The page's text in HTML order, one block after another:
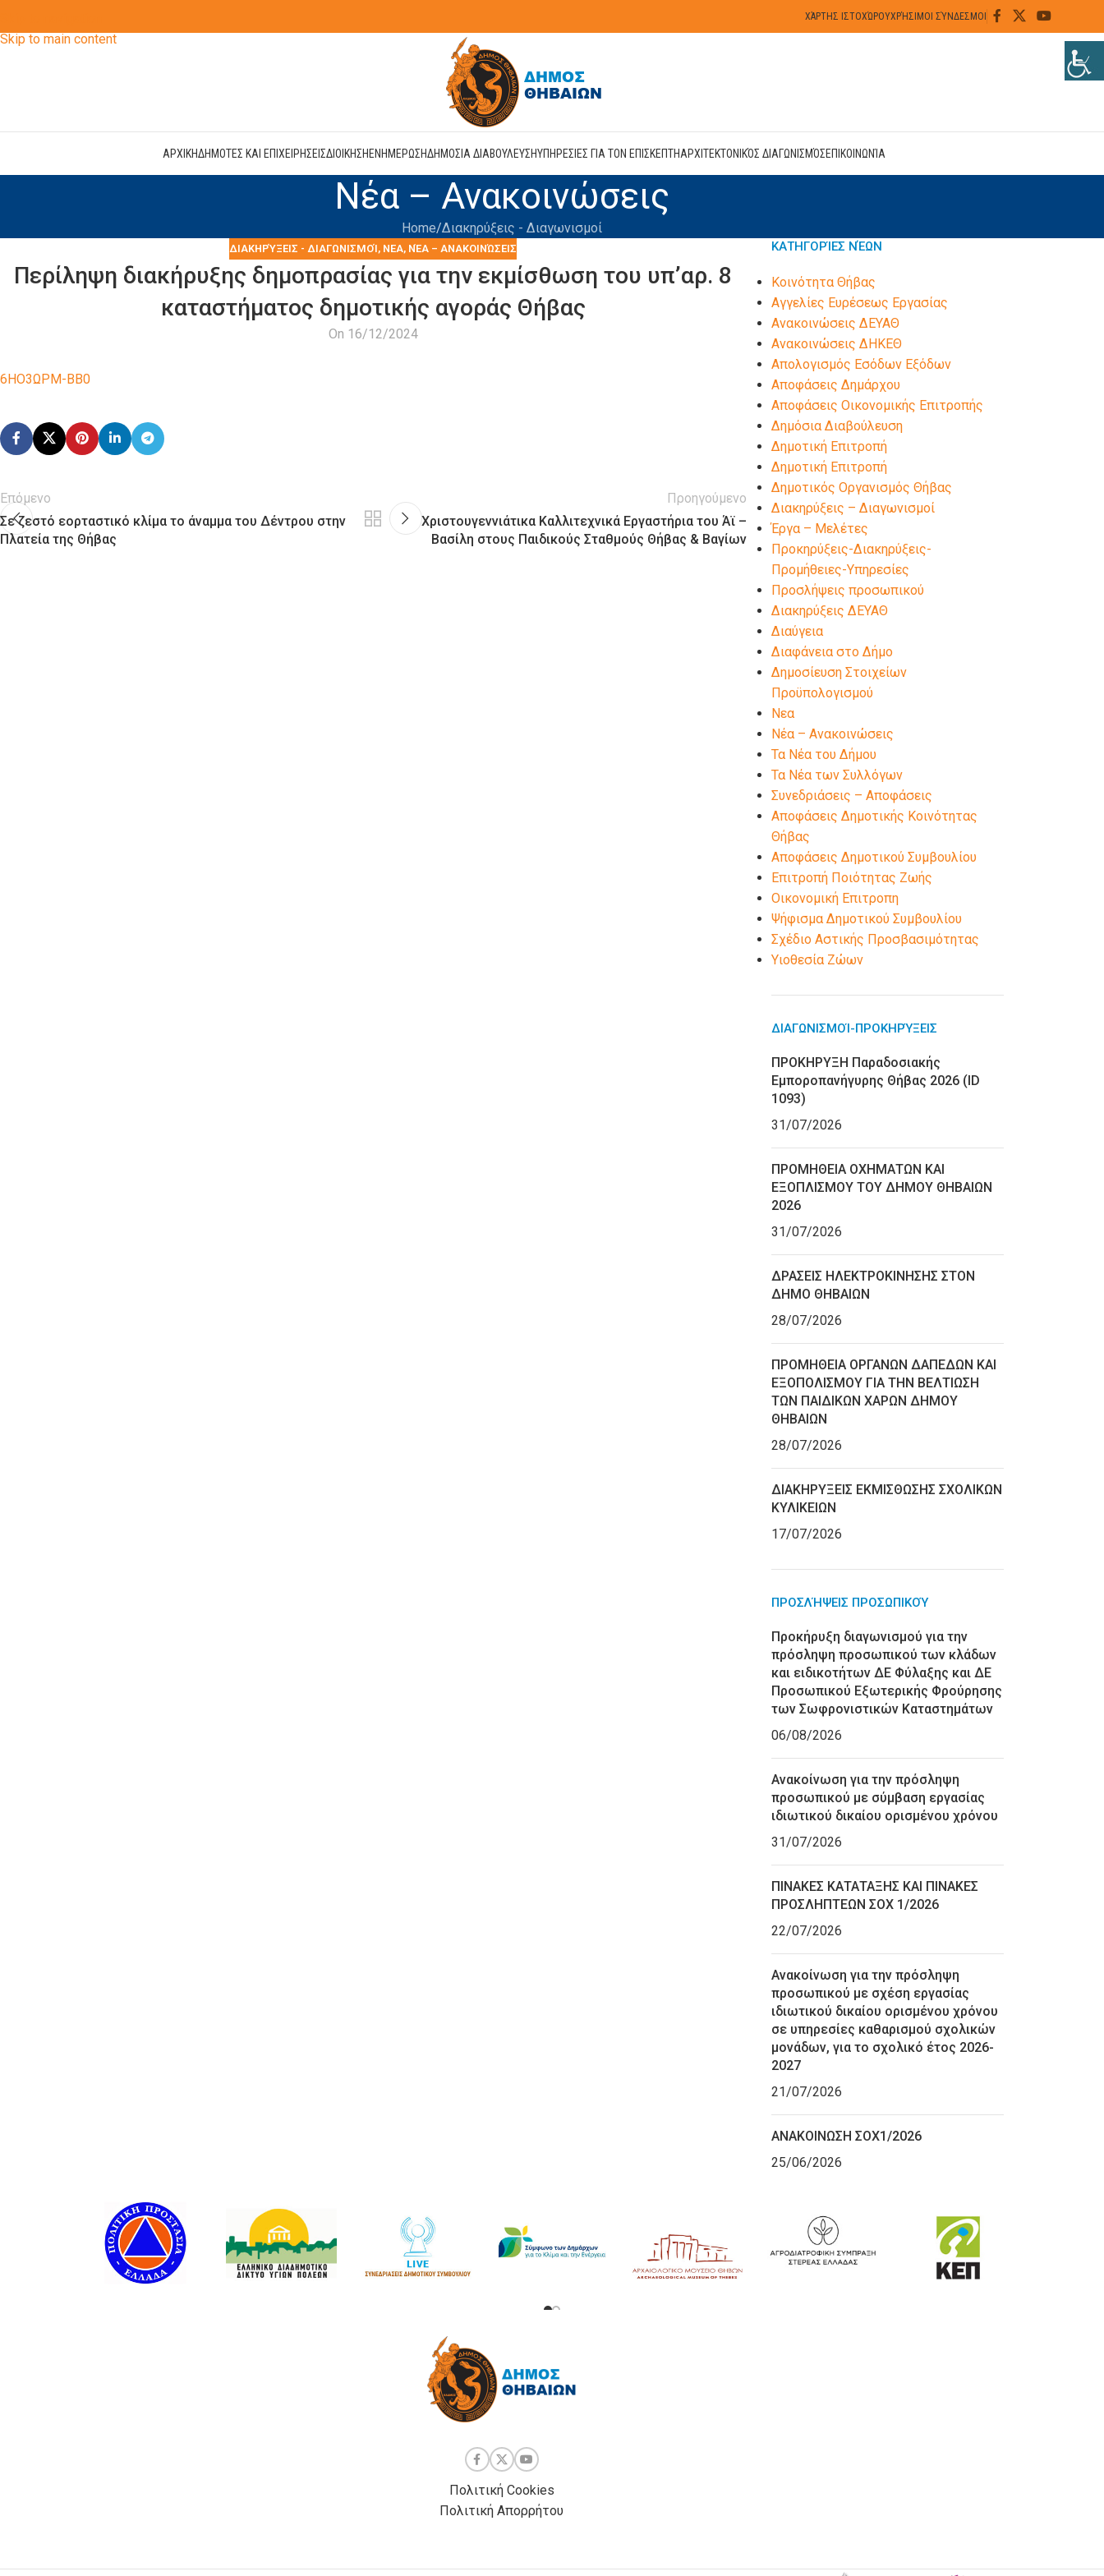
Skip to main content
ΧΆΡΤΗΣ ΙΣΤΟΧΏΡΟΥΧΡΉΣΙΜΟΙ ΣΎΝΔΕΣΜΟΙ
ΑΡΧΙΚΗΔΗΜΟΤΕΣ ΚΑΙ ΕΠΙΧΕΙΡΗΣΕΙΣΔΙΟΙΚΗΣΗΕΝΗΜΕΡΩΣΗΔΗΜΟΣΙΑ ΔΙΑΒΟΥΛΕΥΣΗΥΠΗΡΕΣΙΕΣ ΓΙΑ ΤΟΝ ΕΠΙΣΚΕΠΤΗΑΡΧΙΤΕΚΤΟΝΙΚΌΣ ΔΙΑΓΩΝΙΣΜΌΣΕΠΙΚΟΙΝΩΝΊΑ
Νέα – Ανακοινώσεις
Home Διακηρύξεις - Διαγωνισμοί
ΔΙΑΚΗΡΎΞΕΙΣ - ΔΙΑΓΩΝΙΣΜΟΊ, ΝΕΑ, ΝΈΑ – ΑΝΑΚΟΙΝΏΣΕΙΣ
Περίληψη διακήρυξης δημοπρασίας για την εκμίσθωση του υπ’αρ. 8
καταστήματος δημοτικής αγοράς Θήβας
On 16/12/2024
6ΗΟ3ΩΡΜ-ΒΒ0
Επόμενο
Σε ζεστό εορταστικό κλίμα το άναμμα του Δέντρου στην
Πλατεία της Θήβας
Προηγούμενο
Χριστουγεννιάτικα Καλλιτεχνικά Εργαστήρια του Άϊ –
Βασίλη στους Παιδικούς Σταθμούς Θήβας & Βαγίων
ΚΑΤΗΓΟΡΊΕΣ ΝΈΩΝ
Kοινότητα Θήβας
Αγγελίες Ευρέσεως Εργασίας
Ανακοινώσεις ΔΕΥΑΘ
Ανακοινώσεις ΔΗΚΕΘ
Απολογισμός Εσόδων Εξόδων
Αποφάσεις Δημάρχου
Αποφάσεις Οικονομικής Επιτροπής
Δημόσια Διαβούλευση
Δημοτική Επιτροπή
Δημοτική Επιτροπή
Δημοτικός Οργανισμός Θήβας
Διακηρύξεις – Διαγωνισμοί
Έργα – Μελέτες
Προκηρύξεις-Διακηρύξεις-
Προμήθειες-Υπηρεσίες
Προσλήψεις προσωπικού
Διακηρύξεις ΔΕΥΑΘ
Διαύγεια
Διαφάνεια στο Δήμο
Δημοσίευση Στοιχείων
Προϋπολογισμού
Νεα
Νέα – Ανακοινώσεις
Τα Νέα του Δήμου
Τα Νέα των Συλλόγων
Συνεδριάσεις – Αποφάσεις
Αποφάσεις Δημοτικής Κοινότητας
Θήβας
Αποφάσεις Δημοτικού Συμβουλίου
Επιτροπή Ποιότητας Ζωής
Οικονομική Επιτροπη
Ψήφισμα Δημοτικού Συμβουλίου
Σχέδιο Αστικής Προσβασιμότητας
Υιοθεσία Ζώων
ΔΙΑΓΩΝΙΣΜΟΊ-ΠΡΟΚΗΡΎΞΕΙΣ
ΠΡΟΚΗΡΥΞΗ Παραδοσιακής
Εμποροπανήγυρης Θήβας 2026 (ID
1093)
31/07/2026
ΠΡΟΜΗΘΕΙΑ ΟΧΗΜΑΤΩΝ ΚΑΙ
ΕΞΟΠΛΙΣΜΟΥ ΤΟΥ ΔΗΜΟΥ ΘΗΒΑΙΩΝ
2026
31/07/2026
ΔΡΑΣΕΙΣ ΗΛΕΚΤΡΟΚΙΝΗΣΗΣ ΣΤΟΝ
ΔΗΜΟ ΘΗΒΑΙΩΝ
28/07/2026
ΠΡΟΜΗΘΕΙΑ ΟΡΓΑΝΩΝ ΔΑΠΕΔΩΝ ΚΑΙ
ΕΞΟΠΟΛΙΣΜΟΥ ΓΙΑ ΤΗΝ ΒΕΛΤΙΩΣΗ
ΤΩΝ ΠΑΙΔΙΚΩΝ ΧΑΡΩΝ ΔΗΜΟΥ
ΘΗΒΑΙΩΝ
28/07/2026
ΔΙΑΚΗΡΥΞΕΙΣ ΕΚΜΙΣΘΩΣΗΣ ΣΧΟΛΙΚΩΝ
ΚΥΛΙΚΕΙΩΝ
17/07/2026
ΠΡΟΣΛΉΨΕΙΣ ΠΡΟΣΩΠΙΚΟΎ
Προκήρυξη διαγωνισμού για την
πρόσληψη προσωπικού των κλάδων
και ειδικοτήτων ΔΕ Φύλαξης και ΔΕ
Προσωπικού Εξωτερικής Φρούρησης
των Σωφρονιστικών Καταστημάτων
06/08/2026
Ανακοίνωση για την πρόσληψη
προσωπικού με σύμβαση εργασίας
ιδιωτικού δικαίου ορισμένου χρόνου
31/07/2026
ΠΙΝΑΚΕΣ ΚΑΤΑΤΑΞΗΣ ΚΑΙ ΠΙΝΑΚΕΣ
ΠΡΟΣΛΗΠΤΕΩΝ ΣΟΧ 1/2026
22/07/2026
Ανακοίνωση για την πρόσληψη
προσωπικού με σχέση εργασίας
ιδιωτικού δικαίου ορισμένου χρόνου
σε υπηρεσίες καθαρισμού σχολικών
μονάδων, για το σχολικό έτος 2026-
2027
21/07/2026
ΑΝΑΚΟΙΝΩΣΗ ΣΟΧ1/2026
25/06/2026
Πολιτική Cookies
Πολιτική Απορρήτου